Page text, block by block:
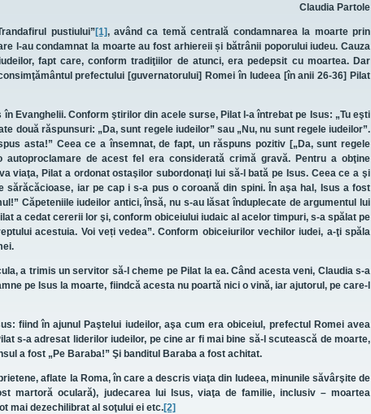
Claudia Partole
pustiului” [1], având ca temă centrală condamnarea la moarte prin
l-au condamnat la moarte au fost arhiereii și bătrânii poporului iudeu. Cauza
fapt care, conform tradiţiilor de atunci, era pedepsit cu moartea. Dar
prefectului [guvernatorului] Romei în Iudeea [în anii 26-36] Pilat
Evanghelii. Conform ştirilor din acele surse, Pilat l-a întrebat pe Isus: „Tu eşti
două răspunsuri: „Da, sunt regele iudeilor” sau „Nu, nu sunt regele iudeilor”.
asta!” Ceea ce a însemnat, de fapt, un răspuns pozitiv [„Da, sunt regele
autoproclamare de acest fel era considerată crimă gravă. Pentru a obţine
viaţa, Pilat a ordonat ostaşilor subordonaţi lui să-l bată pe Isus. Ceea ce a şi
iar pe cap i s-a pus o coroană din spini. În aşa hal, Isus a fost
Căpeteniile iudeilor antici, însă, nu s-au lăsat înduplecate de argumentul lui
a cedat cererii lor şi, conform obiceiului iudaic al acelor timpuri, s-a spălat pe
acestuia. Voi veți vedea”. Conform obiceiurilor vechilor iudei, a-ţi spăla
a trimis un servitor să-l cheme pe Pilat la ea. Când acesta veni, Claudia s-a
pe Isus la moarte, fiindcă acesta nu poartă nici o vină, iar ajutorul, pe care-l
fiind în ajunul Paştelui iudeilor, aşa cum era obiceiul, prefectul Romei avea
s-a adresat liderilor iudeilor, pe cine ar fi mai bine să-l scutească de moarte,
a fost „Pe Baraba!” Şi banditul Baraba a fost achitat.
aflate la Roma, în care a descris viaţa din Iudeea, minunile săvârşite de
martoră oculară), judecarea lui Isus, viaţa de familie, inclusiv – moartea
mai dezechilibrat al soţului ei etc.[2]